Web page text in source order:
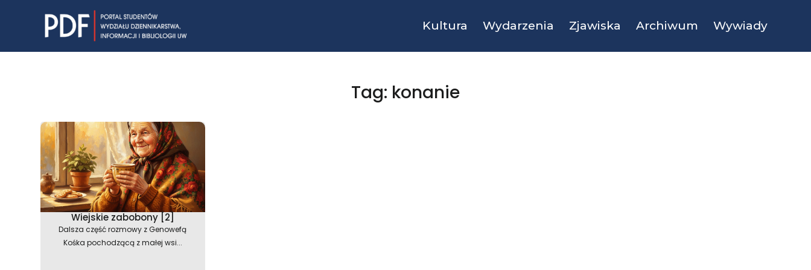
Kultura Wydarzenia Zjawiska Archiwum Wywiady
Tag: konanie
Wiejskie zabobony [2]
Dalsza część rozmowy z Genowefą
Kośka pochodzącą z małej wsi...